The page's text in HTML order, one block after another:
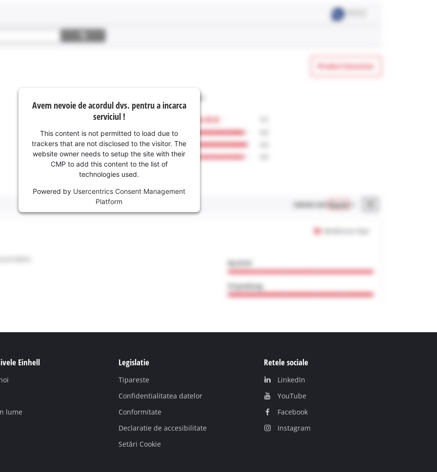
Avem nevoie de acordul dvs. pentru a incarca
serviciul !
This content is not permitted to load due to
trackers that are not disclosed to the visitor. The
website owner needs to setup the site with their
CMP to add this content to the list of
technologies used.
Powered by Usercentrics Consent Management
Platform
Einhell
lume
Legislatie
Tipareste
Confidentialitatea datelor
Conformitate
Declaratie de accesibilitate
Setări Cookie
Retele sociale
LinkedIn
YouТube
Facebook
Instagram